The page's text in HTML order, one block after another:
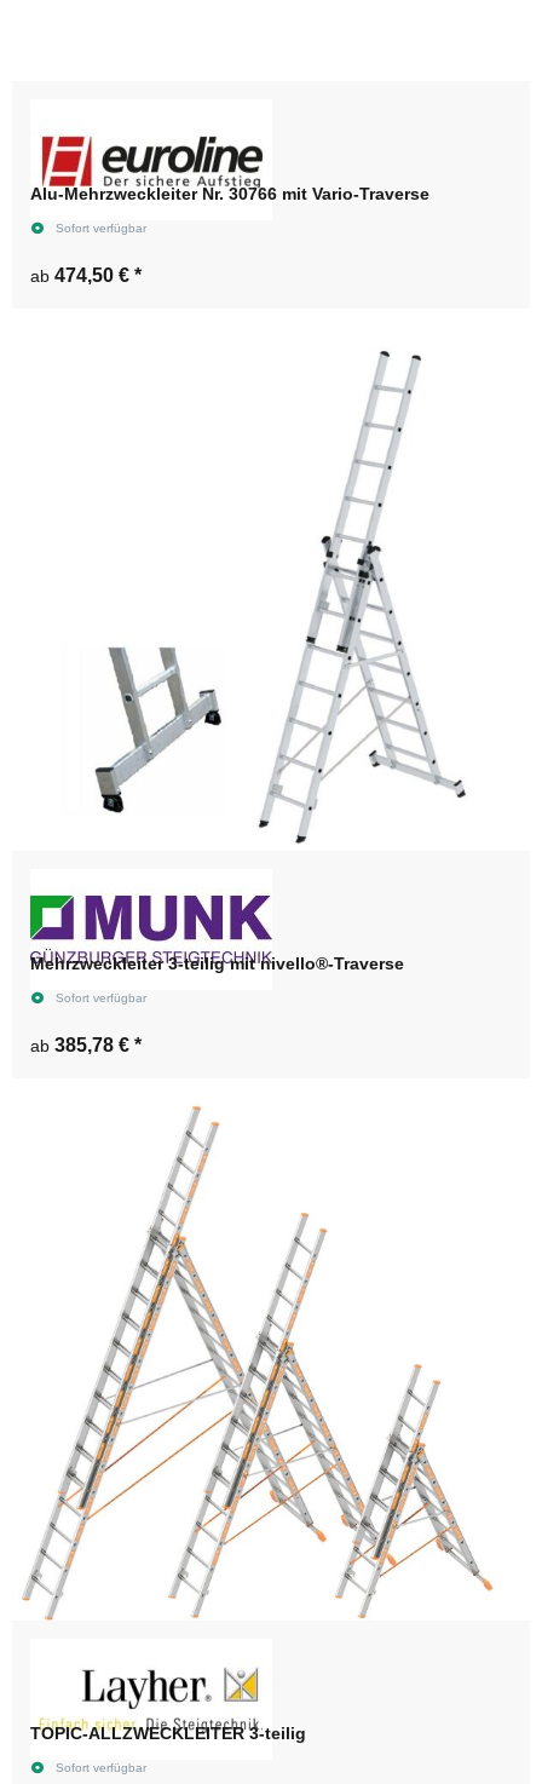
Alu-Mehrzweckleiter Nr. 30766 mit Vario-Traverse
Sofort verfügbar
ab 474,50 € *
Mehrzweckleiter 3-teilig mit nivello®-Traverse
Sofort verfügbar
ab 385,78 € *
TOPIC-ALLZWECKLEITER 3-teilig
Sofort verfügbar